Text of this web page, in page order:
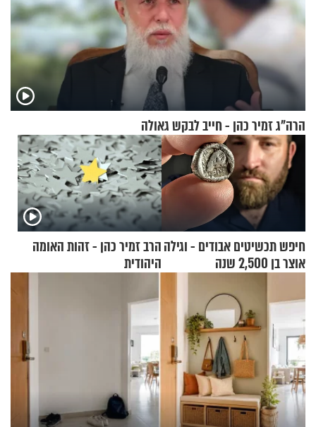
הרה"ג זמיר כהן - חייב לבקש גאולה
חיפש תכשיטים אבודים - וגילה
אוצר בן 2,500 שנה
הרב זמיר כהן - זהות האומה
היהודית